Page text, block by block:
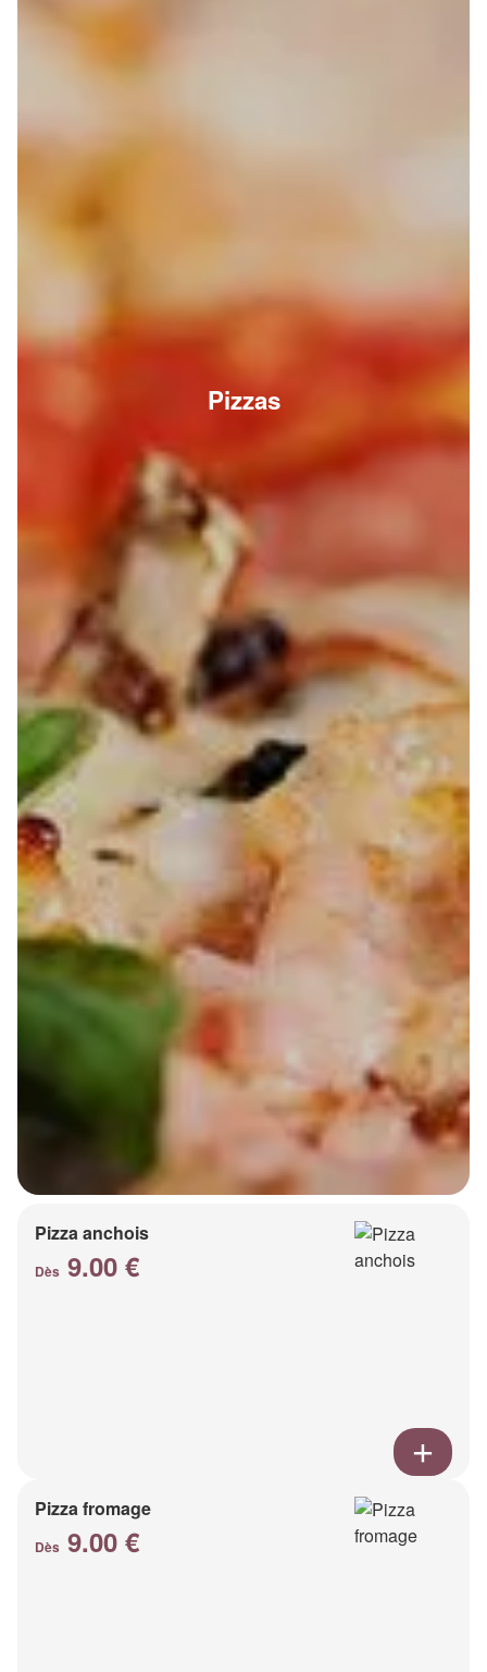
Pizzas
Pizza anchois
Dès 9.00 €
Pizza fromage
Dès 9.00 €